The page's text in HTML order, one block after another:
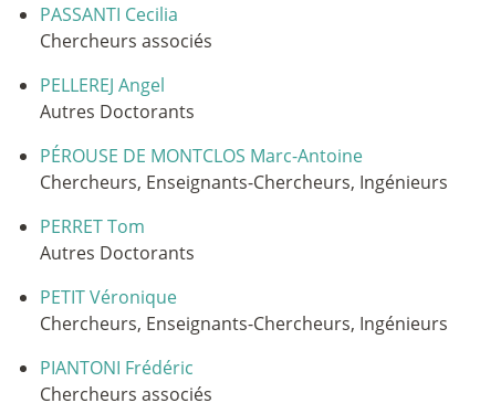
PASSANTI Cecilia
Chercheurs associés
PELLEREJ Angel
Autres Doctorants
PÉROUSE DE MONTCLOS Marc-Antoine
Chercheurs, Enseignants-Chercheurs, Ingénieurs
PERRET Tom
Autres Doctorants
PETIT Véronique
Chercheurs, Enseignants-Chercheurs, Ingénieurs
PIANTONI Frédéric
Chercheurs associés